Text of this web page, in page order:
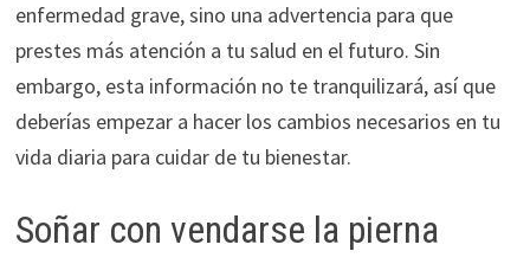
enfermedad grave, sino una advertencia para que
prestes más atención a tu salud en el futuro. Sin
embargo, esta información no te tranquilizará, así que
deberías empezar a hacer los cambios necesarios en tu
vida diaria para cuidar de tu bienestar.
Soñar con vendarse la pierna